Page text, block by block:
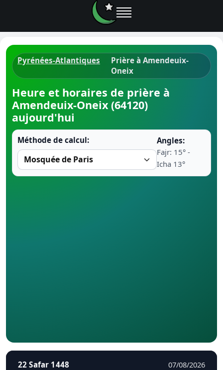
Horaires
Coran
Pyrénées-Atlantiques
Prière à Amendeuix-
Oneix
Heure et horaires de prière à
Amendeuix-Oneix (64120)
aujourd'hui
Méthode de calcul:
Angles:
Fajr: 15° -
Icha 13°
22 Safar 1448 07/08/2026